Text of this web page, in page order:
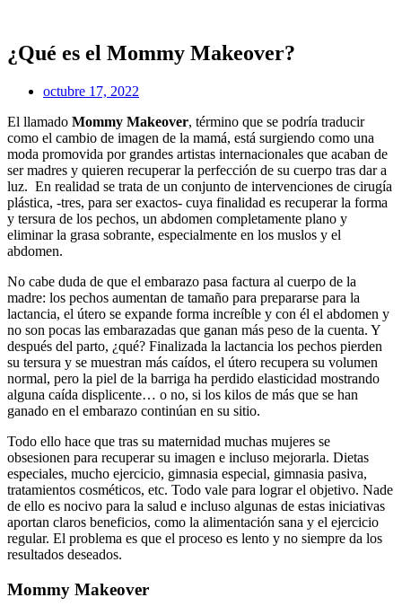
contenido
¿Qué es el Mommy Makeover?
octubre 17, 2022
El llamado Mommy Makeover, término que se podría traducir
como el cambio de imagen de la mamá, está surgiendo como una
moda promovida por grandes artistas internacionales que acaban de
ser madres y quieren recuperar la perfección de su cuerpo tras dar a
luz. En realidad se trata de un conjunto de intervenciones de cirugía
plástica, -tres, para ser exactos- cuya finalidad es recuperar la forma
y tersura de los pechos, un abdomen completamente plano y
eliminar la grasa sobrante, especialmente en los muslos y el
abdomen.
No cabe duda de que el embarazo pasa factura al cuerpo de la
madre: los pechos aumentan de tamaño para prepararse para la
lactancia, el útero se expande forma increíble y con él el abdomen y
no son pocas las embarazadas que ganan más peso de la cuenta. Y
después del parto, ¿qué? Finalizada la lactancia los pechos pierden
su tersura y se muestran más caídos, el útero recupera su volumen
normal, pero la piel de la barriga ha perdido elasticidad mostrando
alguna caída displicente… o no, si los kilos de más que se han
ganado en el embarazo continúan en su sitio.
Todo ello hace que tras su maternidad muchas mujeres se
obsesionen para recuperar su imagen e incluso mejorarla. Dietas
especiales, mucho ejercicio, gimnasia especial, gimnasia pasiva,
tratamientos cosméticos, etc. Todo vale para lograr el objetivo. Nade
de ello es nocivo para la salud e incluso algunas de estas iniciativas
aportan claros beneficios, como la alimentación sana y el ejercicio
regular. El problema es que el proceso es lento y no siempre da los
resultados deseados.
Mommy Makeover